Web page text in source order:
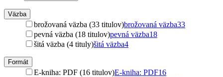
Väzba
brožovaná väzba (33 titulov)brožovaná väzba33
pevná väzba (18 titulov)pevná väzba18
šitá väzba (4 tituly)šitá väzba4
Formát
E-kniha: PDF (16 titulov)E-kniha: PDF16